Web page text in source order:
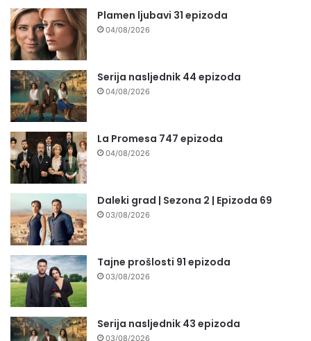
Plamen ljubavi 31 epizoda
04/08/2026
Serija nasljednik 44 epizoda
04/08/2026
La Promesa 747 epizoda
04/08/2026
Daleki grad | Sezona 2 | Epizoda 69
03/08/2026
Tajne prošlosti 91 epizoda
03/08/2026
Serija nasljednik 43 epizoda
03/08/2026